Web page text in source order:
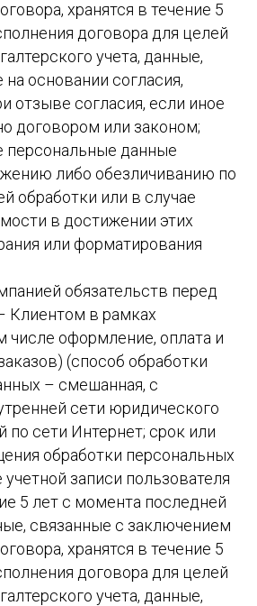
хранятся в течение 5
договора для целей
учета, данные,
основании согласия,
отзыве согласия, если иное
договором или законом;
персональные данные
либо обезличиванию по
обработки или в случае
в достижении этих
или форматирования
обязательств перед
Клиентом в рамках
числе оформление, оплата и
(способ обработки
– смешанная, с
сети юридического
по сети Интернет; срок или
обработки персональных
записи пользователя
5 лет с момента последней
связанные с заключением
хранятся в течение 5
договора для целей
учета, данные,